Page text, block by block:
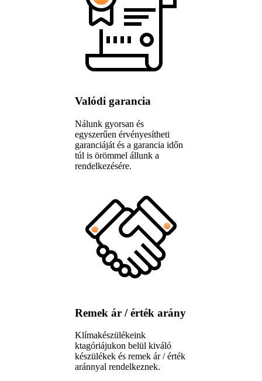
Valódi garancia
Nálunk gyorsan és
egyszerűen érvényesítheti
garanciáját és a garancia időn
túl is örömmel állunk a
rendelkezésére.
Remek ár / érték arány
Klímakészülékeink
ktagóriájukon belül kiváló
készülékek és remek ár / érték
aránnyal rendelkeznek.